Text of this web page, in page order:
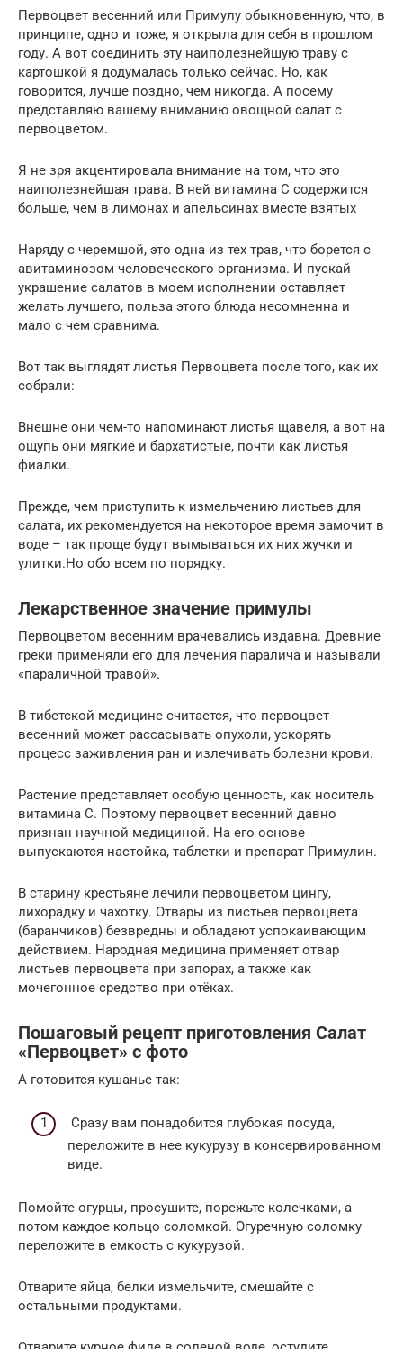
Первоцвет весенний или Примулу обыкновенную, что, в
принципе, одно и тоже, я открыла для себя в прошлом
году. А вот соединить эту наиполезнейшую траву с
картошкой я додумалась только сейчас. Но, как
говорится, лучше поздно, чем никогда. А посему
представляю вашему вниманию овощной салат с
первоцветом.
Я не зря акцентировала внимание на том, что это
наиполезнейшая трава. В ней витамина С содержится
больше, чем в лимонах и апельсинах вместе взятых
Наряду с черемшой, это одна из тех трав, что борется с
авитаминозом человеческого организма. И пускай
украшение салатов в моем исполнении оставляет
желать лучшего, польза этого блюда несомненна и
мало с чем сравнима.
Вот так выглядят листья Первоцвета после того, как их
собрали:
Внешне они чем-то напоминают листья щавеля, а вот на
ощупь они мягкие и бархатистые, почти как листья
фиалки.
Прежде, чем приступить к измельчению листьев для
салата, их рекомендуется на некоторое время замочит в
воде – так проще будут вымываться их них жучки и
улитки.Но обо всем по порядку.
Лекарственное значение примулы
Первоцветом весенним врачевались издавна. Древние
греки применяли его для лечения паралича и называли
«параличной травой».
В тибетской медицине считается, что первоцвет
весенний может рассасывать опухоли, ускорять
процесс заживления ран и излечивать болезни крови.
Растение представляет особую ценность, как носитель
витамина С. Поэтому первоцвет весенний давно
признан научной медициной. На его основе
выпускаются настойка, таблетки и препарат Примулин.
В старину крестьяне лечили первоцветом цингу,
лихорадку и чахотку. Отвары из листьев первоцвета
(баранчиков) безвредны и обладают успокаивающим
действием. Народная медицина применяет отвар
листьев первоцвета при запорах, а также как
мочегонное средство при отёках.
Пошаговый рецепт приготовления Салат
«Первоцвет» с фото
А готовится кушанье так:
Сразу вам понадобится глубокая посуда,
переложите в нее кукурузу в консервированном
виде.
Помойте огурцы, просушите, порежьте колечками, а
потом каждое кольцо соломкой. Огуречную соломку
переложите в емкость с кукурузой.
Отварите яйца, белки измельчите, смешайте с
остальными продуктами.